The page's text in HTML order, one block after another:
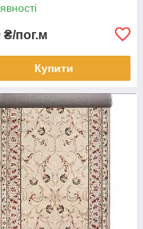
₴/пог.м
Купити